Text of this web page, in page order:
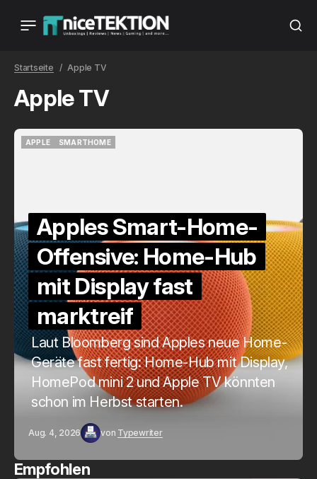
Startseite Apple TV
Apple TV
APPLE
SMARTHOME
Apples Smart-Home-
Offensive: Home-Hub
mit Display fast
marktreif
Laut Bloomberg sind Apples neue Home-
Geräte fast fertig: Home-Hub mit Display,
HomePod mini 2 und Apple TV könnten
schon im Herbst starten.
Aug. 4, 2026 von Typewriter
Empfohlen